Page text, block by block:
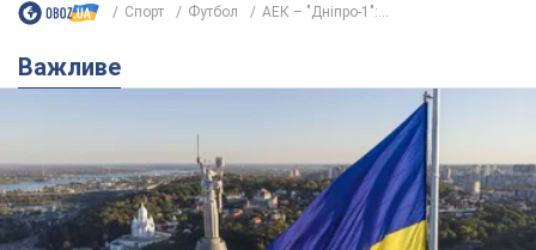
Спорт Футбол АЕК – "Дніпро-1":...
Важливе